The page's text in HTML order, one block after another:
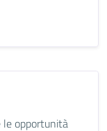
le opportunità